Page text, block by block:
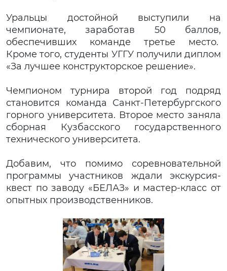
Уральцы достойной выступили на
чемпионате, заработав 50 баллов,
обеспечивших команде третье место.
Кроме того, студенты УГГУ получили диплом
«За лучшее конструкторское решение».
Чемпионом турнира второй год подряд
становится команда Санкт-Петербургского
горного университета. Второе место заняла
сборная Кузбасского государственного
технического университета.
Добавим, что помимо соревновательной
программы участников ждали экскурсия-
квест по заводу «БЕЛАЗ» и мастер-класс от
опытных производственников.